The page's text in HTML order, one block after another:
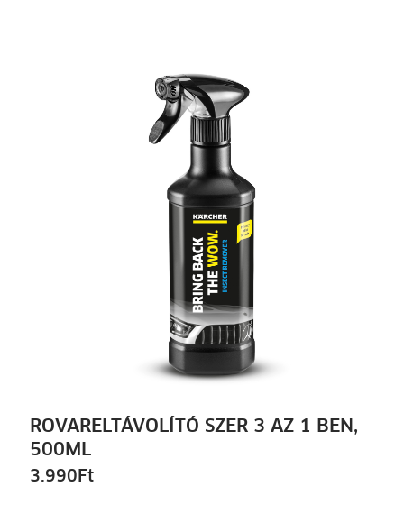
ROVARELTÁVOLÍTÓ SZER 3 AZ 1 BEN,
500ML
3.990 Ft